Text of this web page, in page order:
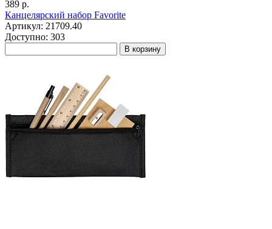
389 р.
Канцелярский набор Favorite
Артикул: 21709.40
Доступно: 303
В корзину